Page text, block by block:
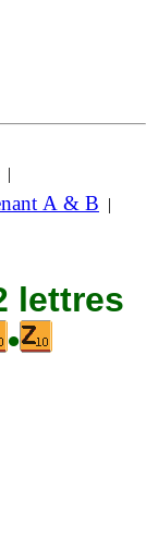
|
A & B |
lettres
•